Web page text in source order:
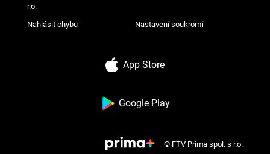
r.o.
Nahlásit chybu Nastavení soukromí
App Store
Google Play
© FTV Prima spol. s r.o.